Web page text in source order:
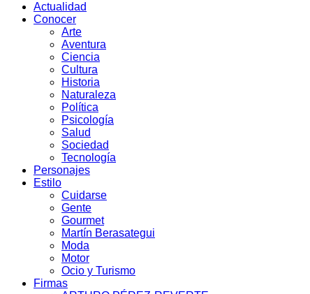
Actualidad
Conocer
Arte
Aventura
Ciencia
Cultura
Historia
Naturaleza
Política
Psicología
Salud
Sociedad
Tecnología
Personajes
Estilo
Cuidarse
Gente
Gourmet
Martín Berasategui
Moda
Motor
Ocio y Turismo
Firmas